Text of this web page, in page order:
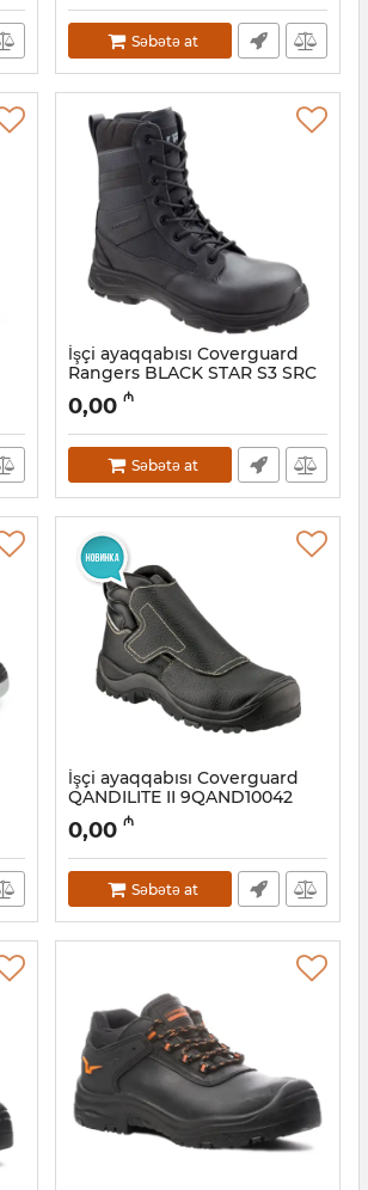
Səbətə at
İşçi ayaqqabısı Coverguard
Rangers BLACK STAR S3 SRC
9BLAC10042
Artikul:
0,00 ₼
Səbətə at
İşçi ayaqqabısı Coverguard
QANDILITE II 9QAND10042
Artikul: 028001038
0,00 ₼
Səbətə at